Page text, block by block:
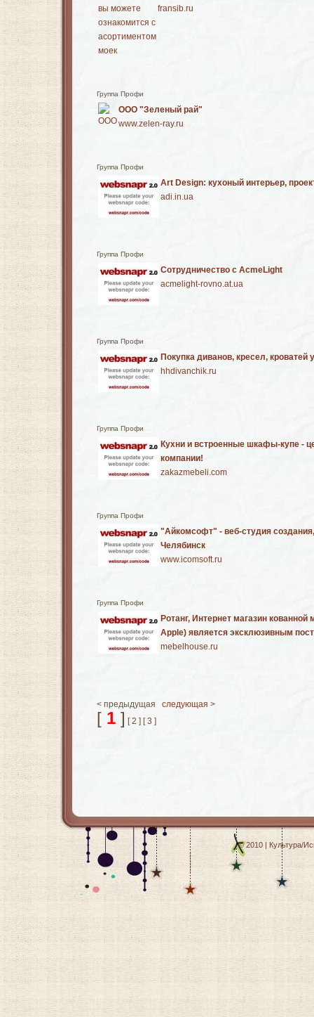
fransib.ru
Группа Профи
ООО "Зеленый рай"
www.zelen-ray.ru
Группа Профи
Art Design: кухоный интерьер,
adi.in.ua
Группа Профи
Сотрудничество с AcmeLight
acmelight-rovno.at.ua
Группа Профи
Покупка диванов, кресел, кроватей
hhdivanchik.ru
Группа Профи
Кухни и встроенные шкафы-купе -
компании!
zakazmebeli.com
Группа Профи
"Айкомсофт" - веб-студия
Челябинск
www.icomsoft.ru
Группа Профи
Ротанг, Интернет магазин
Apple) является эксклюзивным
mebelhouse.ru
< предыдущая следующая >
[ 1 ] [2 ] [3 ]
© 2010 | Культура/